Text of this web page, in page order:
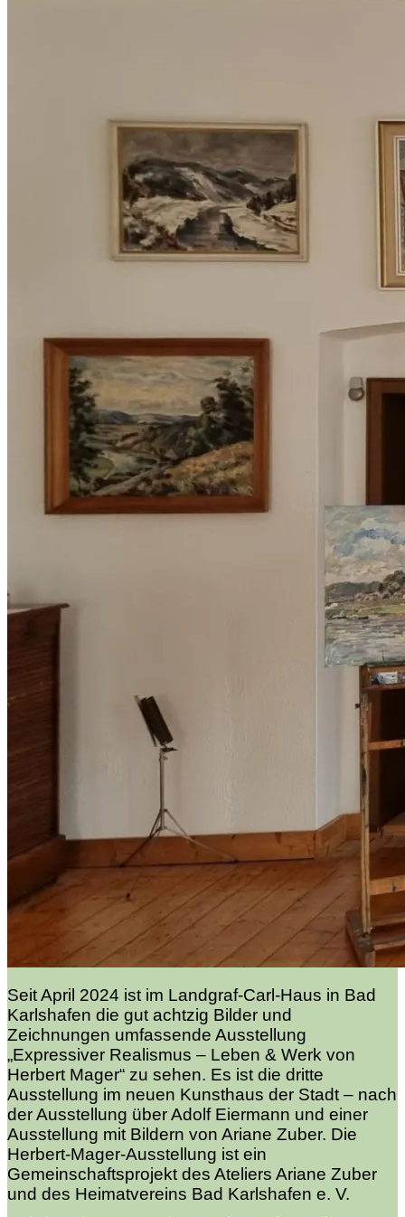
Seit April 2024 ist im Landgraf-Carl-Haus in Bad
Karlshafen die gut achtzig Bilder und
Zeichnungen umfassende Ausstellung
„Expressiver Realismus – Leben & Werk von
Herbert Mager“ zu sehen. Es ist die dritte
Ausstellung im neuen Kunsthaus der Stadt – nach
der Ausstellung über Adolf Eiermann und einer
Ausstellung mit Bildern von Ariane Zuber. Die
Herbert-Mager-Ausstellung ist ein
Gemeinschaftsprojekt des Ateliers Ariane Zuber
und des Heimatvereins Bad Karlshafen e. V.